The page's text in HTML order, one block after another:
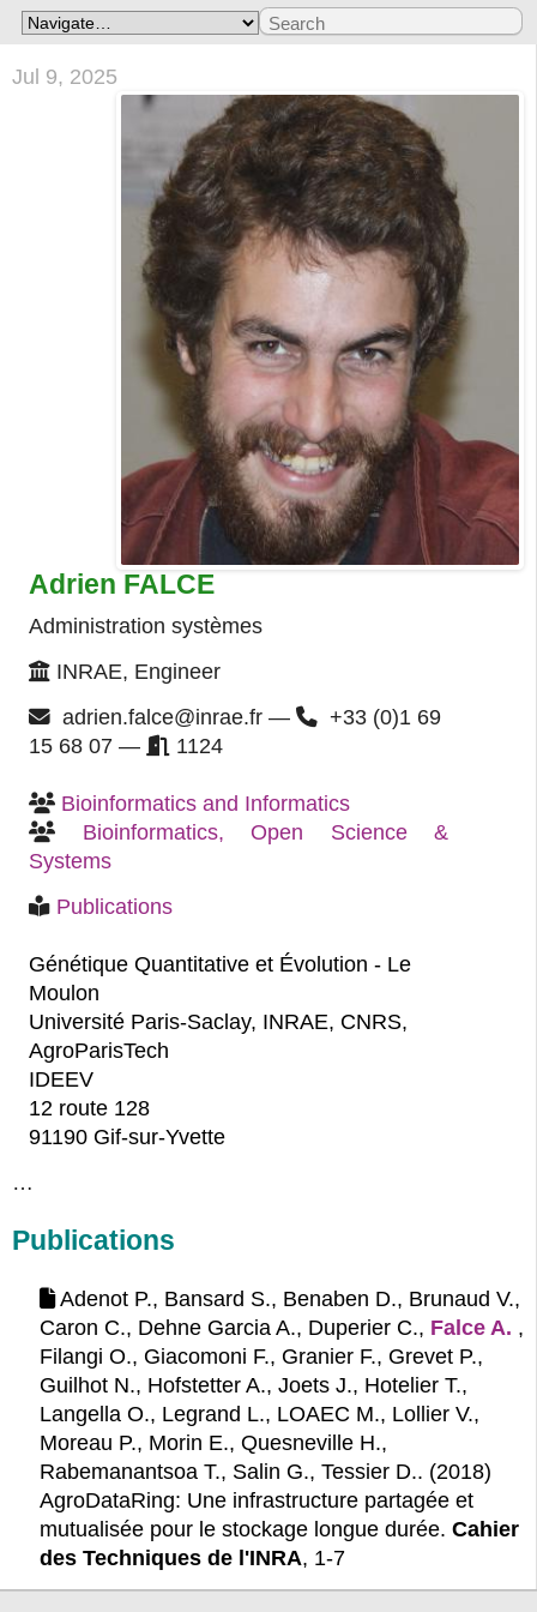
Jul 9, 2025
Adrien FALCE
Administration systèmes
INRAE, Engineer
adrien.falce@inrae.fr —
+33 (0)1 69
15 68 07 —
1124
Bioinformatics and Informatics
Bioinformatics, Open Science &
Systems
Publications
Génétique Quantitative et Évolution - Le
Moulon
Université Paris-Saclay, INRAE, CNRS,
AgroParisTech
IDEEV
12 route 128
91190 Gif-sur-Yvette
…
Publications
Adenot P., Bansard S., Benaben D., Brunaud V.,
Caron C., Dehne Garcia A., Duperier C., Falce A. ,
Filangi O., Giacomoni F., Granier F., Grevet P.,
Guilhot N., Hofstetter A., Joets J., Hotelier T.,
Langella O., Legrand L., LOAEC M., Lollier V.,
Moreau P., Morin E., Quesneville H.,
Rabemanantsoa T., Salin G., Tessier D.. (2018)
AgroDataRing: Une infrastructure partagée et
mutualisée pour le stockage longue durée. Cahier
des Techniques de l'INRA, 1-7